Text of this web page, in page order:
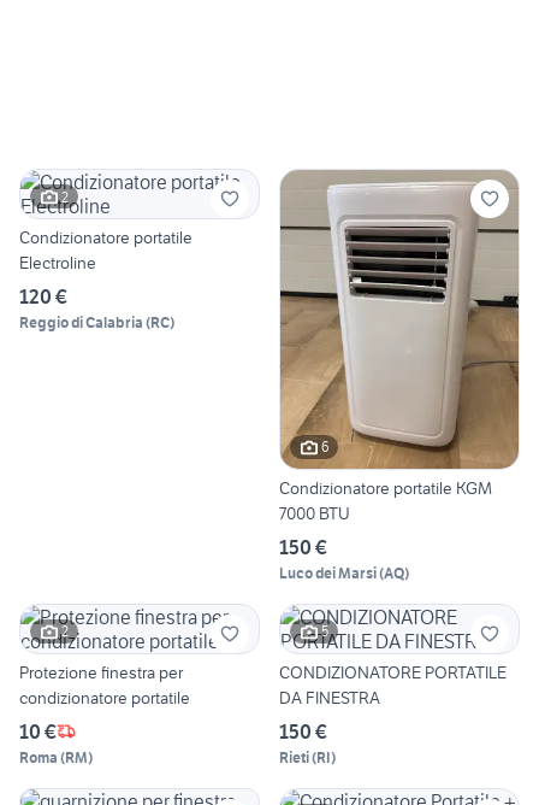
2
Condizionatore portatile
Electroline
120 €
Reggio di Calabria (RC)
6
Condizionatore portatile KGM
7000 BTU
150 €
Luco dei Marsi(AQ)
2
Protezione finestra per
condizionatore portatile
10 €
Roma (RM)
5
CONDIZIONATORE PORTATILE
DA FINESTRA
150 €
Rieti(RI)